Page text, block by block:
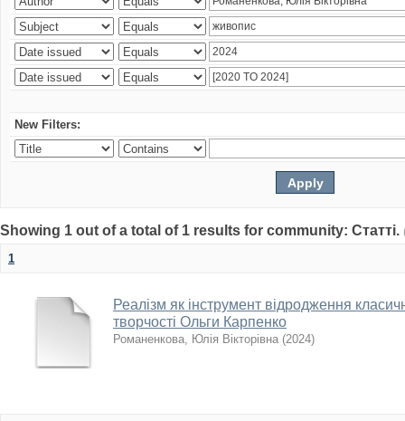
New Filters:
Showing 1 out of a total of 1 results for community: Статті.
1
Реалізм як інструмент відродження
творчості Ольги Карпенко
Романенкова, Юлія Вікторівна (2024)